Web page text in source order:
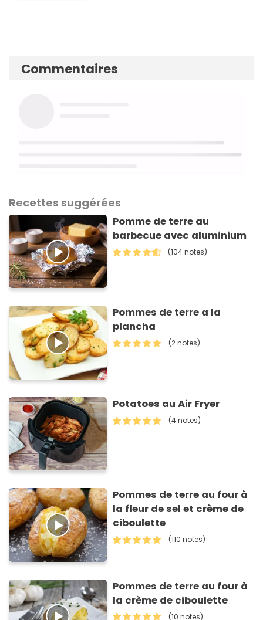
Commentaires
Recettes suggérées
Pomme de terre au
barbecue avec aluminium
(104 notes)
Pommes de terre a la
plancha
(2 notes)
Potatoes au Air Fryer
(4 notes)
Pommes de terre au four à
la fleur de sel et crème de
ciboulette
(110 notes)
Pommes de terre au four à
la crème de ciboulette
(10 notes)